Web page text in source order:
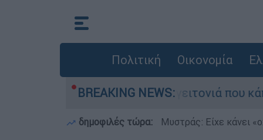
Πολιτική Οικονομία
BREAKING NEWS:
τη μεγάλη φωτιά τη γειτονιά που κάποτε
δημοφιλές τώρα: Μυστράς: Είχε κάνει